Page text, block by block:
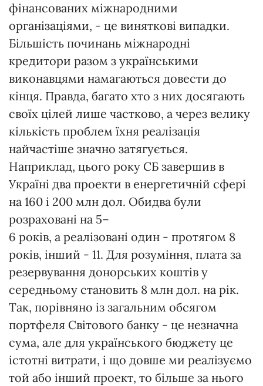
фінансованих міжнародними
організаціями, - це виняткові випадки.
Більшість починань міжнародні
кредитори разом з українськими
виконавцями намагаються довести до
кінця. Правда, багато хто з них досягають
своїх цілей лише частково, а через велику
кількість проблем їхня реалізація
найчастіше значно затягується.
Наприклад, цього року СБ завершив в
Україні два проекти в енергетичній сфері
на 160 і 200 млн дол. Обидва були
розраховані на 5–
6 років, а реалізовані один - протягом 8
років, інший - 11. Для розуміння, плата за
резервування донорських коштів у
середньому становить 8 млн дол. на рік.
Так, порівняно із загальним обсягом
портфеля Світового банку - це незначна
сума, але для українського бюджету це
істотні витрати, і що довше ми реалізуємо
той або інший проект, то більше за нього